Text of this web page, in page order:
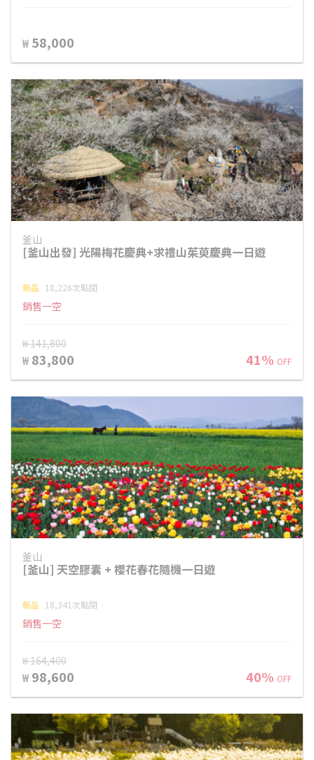
₩ 58,000
釜山
[釜山出發] 光陽梅花慶典+求禮山茱萸慶典一日遊
新品 18,226次點閱
銷售一空
₩ 141,800
₩ 83,800 41% OFF
釜山
[釜山] 天空膠囊 + 櫻花春花隨機一日遊
新品 18,341次點閱
銷售一空
₩ 164,400
₩ 98,600 40% OFF